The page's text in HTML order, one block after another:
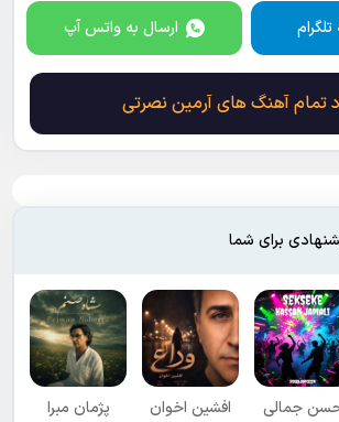
ارسال به واتس آپ
آهنگ های آرمین نصرتی
برای شما
جمالی افشين اخوان پژمان مبرا